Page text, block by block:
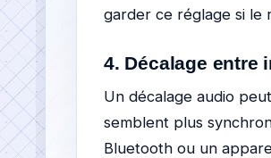
garder ce réglage si le
4. Décalage entre
Un décalage audio
semblent plus
Bluetooth ou un